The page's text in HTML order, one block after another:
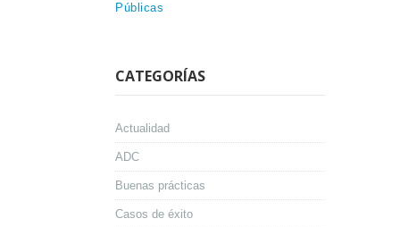
Públicas
CATEGORÍAS
Actualidad
ADC
Buenas prácticas
Casos de éxito